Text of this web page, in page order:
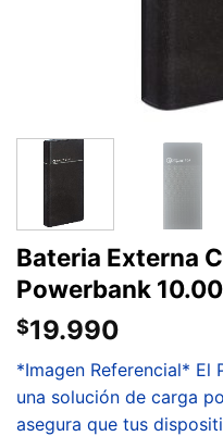
Bateria Externa
Powerbank
$19.990
*Imagen Referencial* El
una solución de carga
asegura que tus